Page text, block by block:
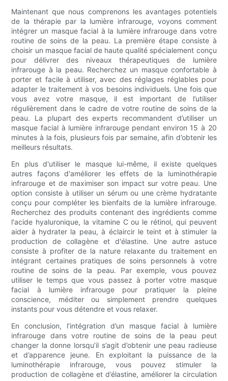
Maintenant que nous comprenons les avantages potentiels
de la thérapie par la lumière infrarouge, voyons comment
intégrer un masque facial à la lumière infrarouge dans votre
routine de soins de la peau. La première étape consiste à
choisir un masque facial de haute qualité spécialement conçu
pour délivrer des niveaux thérapeutiques de lumière
infrarouge à la peau. Recherchez un masque confortable à
porter et facile à utiliser, avec des réglages réglables pour
adapter le traitement à vos besoins individuels. Une fois que
vous avez votre masque, il est important de l’utiliser
régulièrement dans le cadre de votre routine de soins de la
peau. La plupart des experts recommandent d’utiliser un
masque facial à lumière infrarouge pendant environ 15 à 20
minutes à la fois, plusieurs fois par semaine, afin d’obtenir les
meilleurs résultats.
En plus d'utiliser le masque lui-même, il existe quelques
autres façons d'améliorer les effets de la luminothérapie
infrarouge et de maximiser son impact sur votre peau. Une
option consiste à utiliser un sérum ou une crème hydratante
conçu pour compléter les bienfaits de la lumière infrarouge.
Recherchez des produits contenant des ingrédients comme
l'acide hyaluronique, la vitamine C ou le rétinol, qui peuvent
aider à hydrater la peau, à éclaircir le teint et à stimuler la
production de collagène et d'élastine. Une autre astuce
consiste à profiter de la nature relaxante du traitement en
intégrant certaines pratiques de soins personnels à votre
routine de soins de la peau. Par exemple, vous pouvez
utiliser le temps que vous passez à porter votre masque
facial à lumière infrarouge pour pratiquer la pleine
conscience, méditer ou simplement prendre quelques
instants pour vous détendre et vous relaxer.
En conclusion, l’intégration d’un masque facial à lumière
infrarouge dans votre routine de soins de la peau peut
changer la donne lorsqu’il s’agit d’obtenir une peau radieuse
et d’apparence jeune. En exploitant la puissance de la
luminothérapie infrarouge, vous pouvez stimuler la
production de collagène et d’élastine, améliorer la circulation